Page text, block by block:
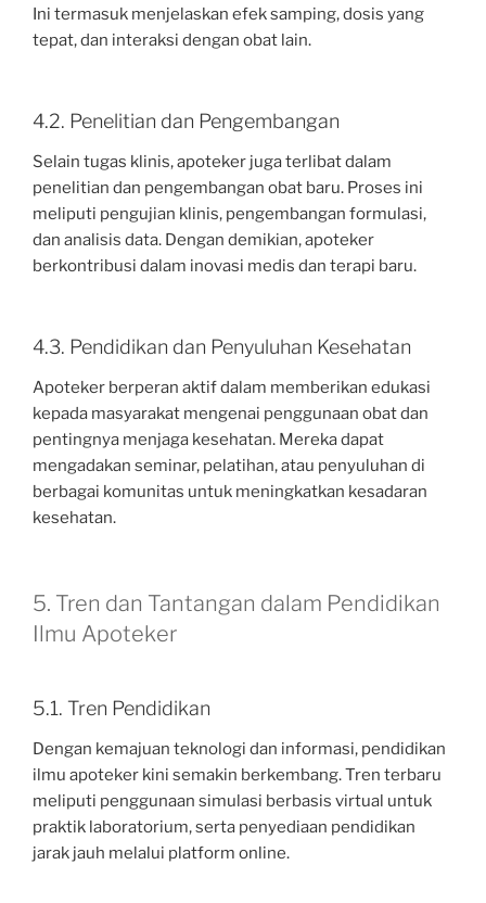
Ini termasuk menjelaskan efek samping, dosis yang
tepat, dan interaksi dengan obat lain.
4.2. Penelitian dan Pengembangan
Selain tugas klinis, apoteker juga terlibat dalam
penelitian dan pengembangan obat baru. Proses ini
meliputi pengujian klinis, pengembangan formulasi,
dan analisis data. Dengan demikian, apoteker
berkontribusi dalam inovasi medis dan terapi baru.
4.3. Pendidikan dan Penyuluhan Kesehatan
Apoteker berperan aktif dalam memberikan edukasi
kepada masyarakat mengenai penggunaan obat dan
pentingnya menjaga kesehatan. Mereka dapat
mengadakan seminar, pelatihan, atau penyuluhan di
berbagai komunitas untuk meningkatkan kesadaran
kesehatan.
5. Tren dan Tantangan dalam Pendidikan
Ilmu Apoteker
5.1. Tren Pendidikan
Dengan kemajuan teknologi dan informasi, pendidikan
ilmu apoteker kini semakin berkembang. Tren terbaru
meliputi penggunaan simulasi berbasis virtual untuk
praktik laboratorium, serta penyediaan pendidikan
jarak jauh melalui platform online.